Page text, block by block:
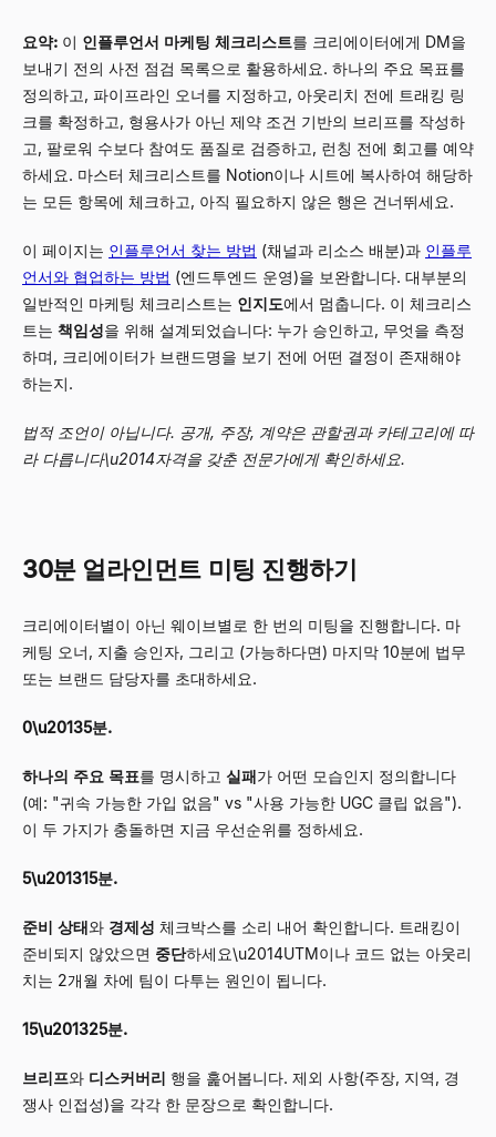
요약: 이 인플루언서 마케팅 체크리스트를 크리에이터에게 DM을
보내기 전의 사전 점검 목록으로 활용하세요. 하나의 주요 목표를
정의하고, 파이프라인 오너를 지정하고, 아웃리치 전에 트래킹 링
크를 확정하고, 형용사가 아닌 제약 조건 기반의 브리프를 작성하
고, 팔로워 수보다 참여도 품질로 검증하고, 런칭 전에 회고를 예약
하세요. 마스터 체크리스트를 Notion이나 시트에 복사하여 해당하
는 모든 항목에 체크하고, 아직 필요하지 않은 행은 건너뛰세요.
이 페이지는 인플루언서 찾는 방법 (채널과 리소스 배분)과 인플루
언서와 협업하는 방법 (엔드투엔드 운영)을 보완합니다. 대부분의
일반적인 마케팅 체크리스트는 인지도에서 멈춥니다. 이 체크리스
트는 책임성을 위해 설계되었습니다: 누가 승인하고, 무엇을 측정
하며, 크리에이터가 브랜드명을 보기 전에 어떤 결정이 존재해야
하는지.
법적 조언이 아닙니다. 공개, 주장, 계약은 관할권과 카테고리에 따
라 다릅니다\u2014자격을 갖춘 전문가에게 확인하세요.
30분 얼라인먼트 미팅 진행하기
크리에이터별이 아닌 웨이브별로 한 번의 미팅을 진행합니다. 마
케팅 오너, 지출 승인자, 그리고 (가능하다면) 마지막 10분에 법무
또는 브랜드 담당자를 초대하세요.
0\u20135분.
하나의 주요 목표를 명시하고 실패가 어떤 모습인지 정의합니다
(예: "귀속 가능한 가입 없음" vs "사용 가능한 UGC 클립 없음").
이 두 가지가 충돌하면 지금 우선순위를 정하세요.
5\u201315분.
준비 상태와 경제성 체크박스를 소리 내어 확인합니다. 트래킹이
준비되지 않았으면 중단하세요\u2014UTM이나 코드 없는 아웃리
치는 2개월 차에 팀이 다투는 원인이 됩니다.
15\u201325분.
브리프와 디스커버리 행을 훑어봅니다. 제외 사항(주장, 지역, 경
쟁사 인접성)을 각각 한 문장으로 확인합니다.